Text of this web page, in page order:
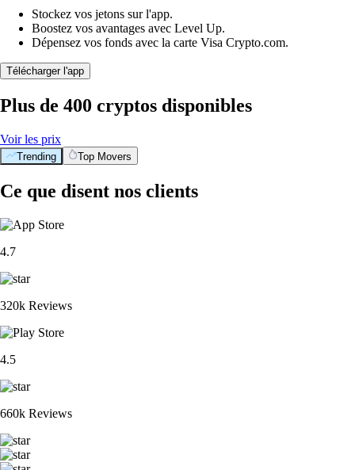
Stockez vos jetons sur l'app.
Boostez vos avantages avec Level Up.
Dépensez vos fonds avec la carte Visa Crypto.com.
Télécharger l'app
Plus de 400 cryptos disponibles
Voir les prix
Trending Top Movers
Ce que disent nos clients
4.7
320k Reviews
4.5
660k Reviews